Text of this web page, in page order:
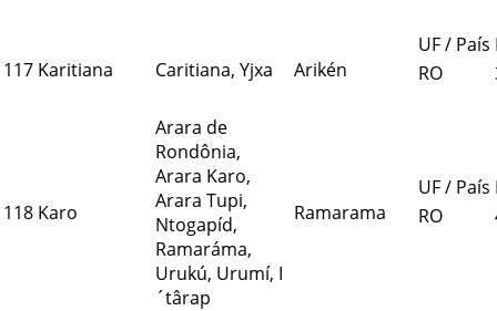
117 Karitiana Caritiana, Yjxa Arikén
UF / País
RO
118 Karo
Arara de
Rondônia,
Arara Karo,
Arara Tupi,
Ntogapíd,
Ramaráma,
Urukú, Urumí, I
´târap
Ramarama
UF / País
RO